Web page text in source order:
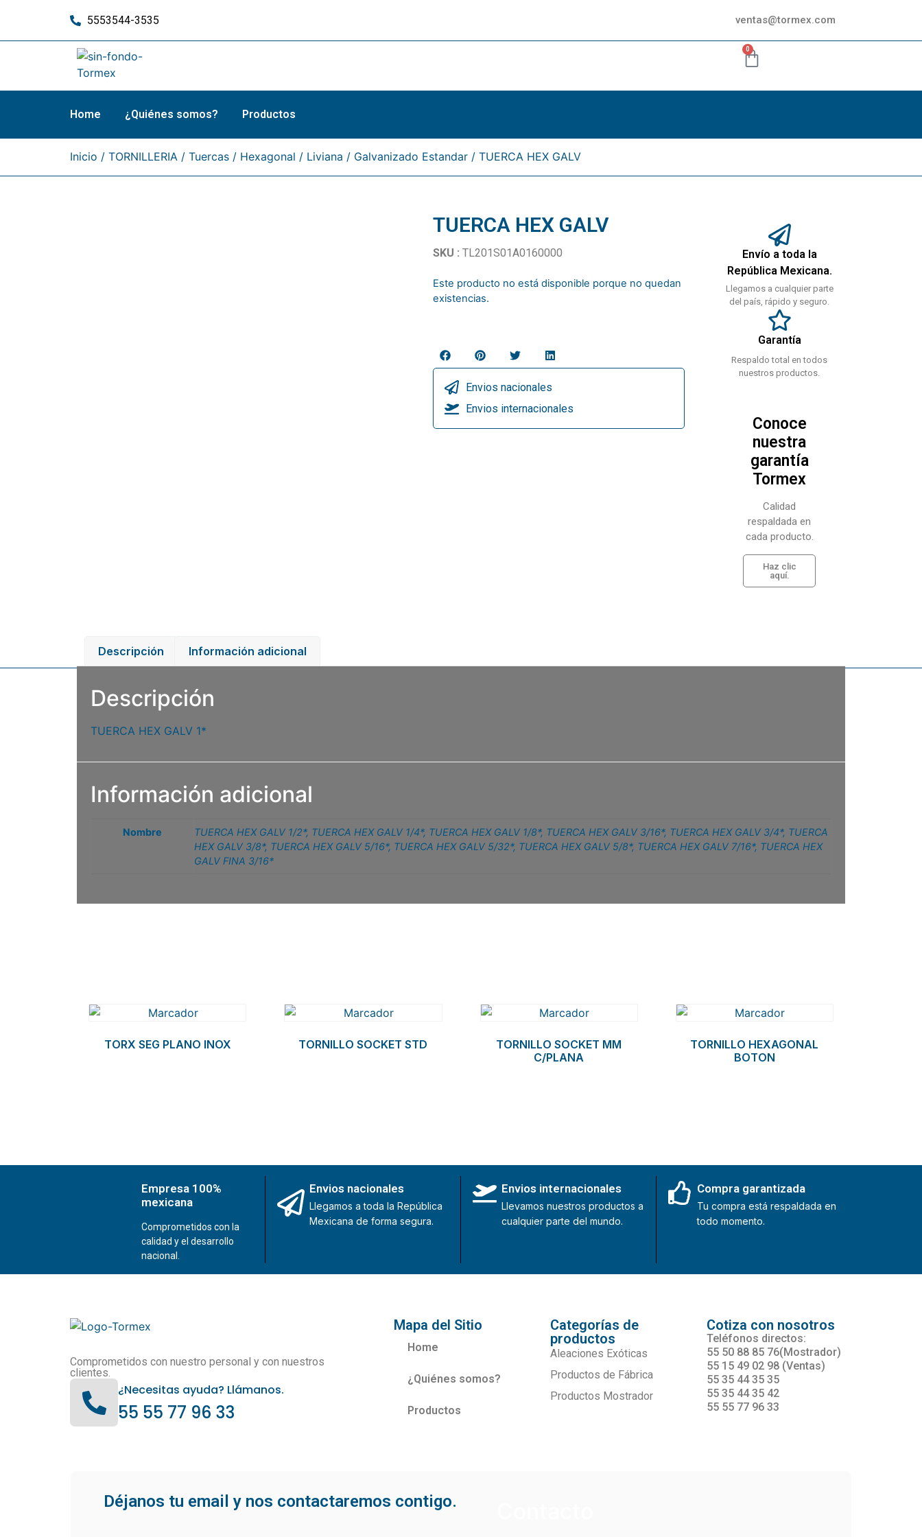
5553544-3535 ventas@tormex.com
0
Home ¿Quiénes somos? Productos
Inicio / TORNILLERIA / Tuercas / Hexagonal / Liviana / Galvanizado Estandar / TUERCA HEX GALV
TUERCA HEX GALV
SKU : TL201S01A0160000
Este producto no está disponible porque no quedan
existencias.
Envios nacionales
Envios internacionales
Envío a toda la
República Mexicana.
Llegamos a cualquier parte
del país, rápido y seguro.
Garantía
Respaldo total en todos
nuestros productos.
Conoce
nuestra
garantía
Tormex
Calidad
respaldada en
cada producto.
Haz clic
aquí.
Descripción Información adicional
Descripción
TUERCA HEX GALV 1*
Información adicional
Nombre TUERCA HEX GALV 1/2*, TUERCA HEX GALV 1/4*, TUERCA HEX GALV 1/8*, TUERCA HEX GALV 3/16*, TUERCA HEX GALV 3/4*, TUERCA
HEX GALV 3/8*, TUERCA HEX GALV 5/16*, TUERCA HEX GALV 5/32*, TUERCA HEX GALV 5/8*, TUERCA HEX GALV 7/16*, TUERCA HEX
GALV FINA 3/16*
TORX SEG PLANO INOX TORNILLO SOCKET STD
TORNILLO SOCKET MM
C/PLANA
TORNILLO HEXAGONAL
BOTON
Empresa 100%
mexicana
Comprometidos con la
calidad y el desarrollo
nacional.
Envios nacionales
Llegamos a toda la República
Mexicana de forma segura.
Envios internacionales
Llevamos nuestros productos a
cualquier parte del mundo.
Compra garantizada
Tu compra está respaldada en
todo momento.
Comprometidos con nuestro personal y con nuestros
clientes.
¿Necesitas ayuda? Llámanos.
55 55 77 96 33
Mapa del Sitio
Home
¿Quiénes somos?
Productos
Categorías de
productos
Aleaciones Exóticas
Productos de Fábrica
Productos Mostrador
Cotiza con nosotros
Teléfonos directos:
55 50 88 85 76(Mostrador)
55 15 49 02 98 (Ventas)
55 35 44 35 35
55 35 44 35 42
55 55 77 96 33
Déjanos tu email y nos contactaremos contigo.